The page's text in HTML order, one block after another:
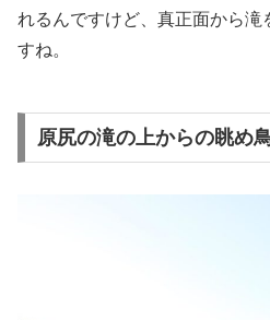
れるんですけど、真正面から
すね。
原尻の滝の上からの眺め